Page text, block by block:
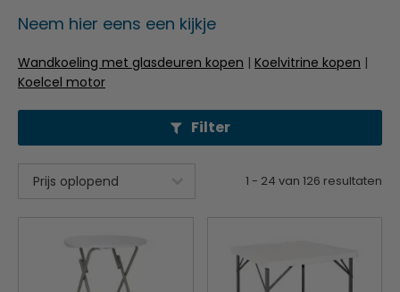
Neem hier eens een kijkje
Wandkoeling met glasdeuren kopen | Koelvitrine kopen |
Koelcel motor
Filter
1 - 24 van 126 resultaten